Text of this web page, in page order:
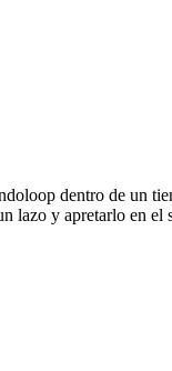
dentro de un
lazo y apretarlo en